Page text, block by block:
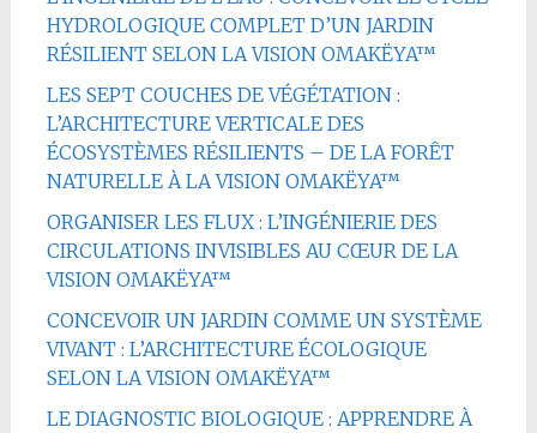
HYDROLOGIQUE COMPLET D’UN JARDIN
RÉSILIENT SELON LA VISION OMAKËYA™
LES SEPT COUCHES DE VÉGÉTATION :
L’ARCHITECTURE VERTICALE DES
ÉCOSYSTÈMES RÉSILIENTS – DE LA FORÊT
NATURELLE À LA VISION OMAKËYA™
ORGANISER LES FLUX : L’INGÉNIERIE DES
CIRCULATIONS INVISIBLES AU CŒUR DE LA
VISION OMAKËYA™
CONCEVOIR UN JARDIN COMME UN SYSTÈME
VIVANT : L’ARCHITECTURE ÉCOLOGIQUE
SELON LA VISION OMAKËYA™
LE DIAGNOSTIC BIOLOGIQUE : APPRENDRE À